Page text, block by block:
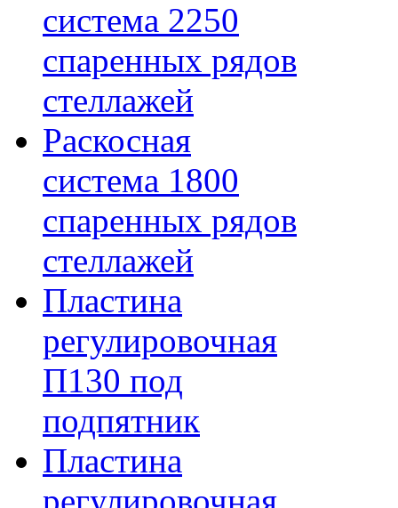
система 2250
спаренных рядов
стеллажей
Раскосная
система 1800
спаренных рядов
стеллажей
Пластина
регулировочная
П130 под
подпятник
Пластина